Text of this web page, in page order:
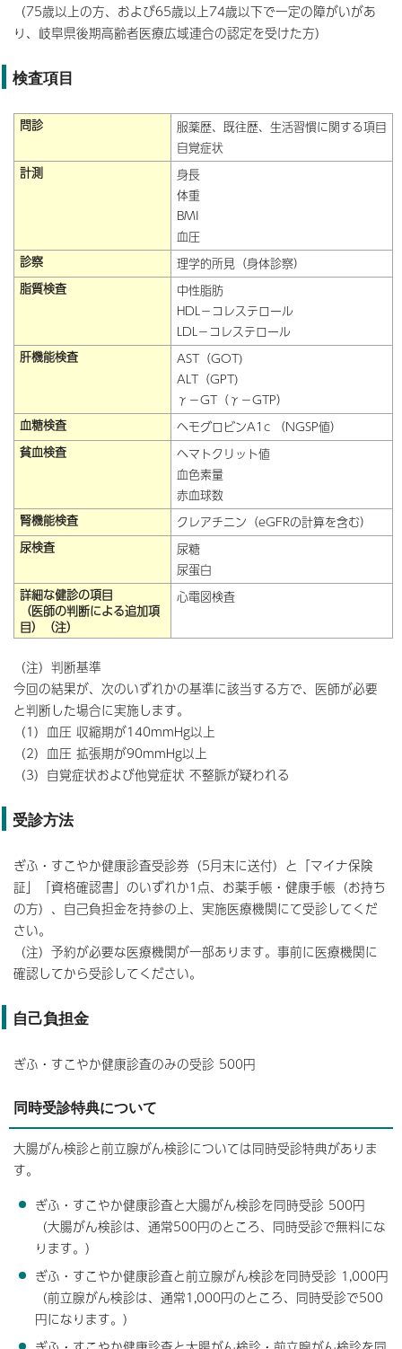
（75歳以上の方、および65歳以上74歳以下で一定の障がいがあ
り、岐阜県後期高齢者医療広域連合の認定を受けた方）
検査項目
問診
服薬歴、既往歴、生活習慣に関する項目
自覚症状
計測
身長
体重
BMI
血圧
診察
理学的所見（身体診察）
脂質検査
中性脂肪
HDL－コレステロール
LDL－コレステロール
肝機能検査
AST（GOT)
ALT（GPT)
γ－GT（γ－GTP）
血糖検査
ヘモグロビンA1c （NGSP値）
貧血検査
ヘマトクリット値
血色素量
赤血球数
腎機能検査
クレアチニン（eGFRの計算を含む）
尿検査
尿糖
尿蛋白
詳細な健診の項目
（医師の判断による追加項
目）（注）
心電図検査
（注）判断基準
今回の結果が、次のいずれかの基準に該当する方で、医師が必要
と判断した場合に実施します。
（1）血圧 収縮期が140mmHg以上
（2）血圧 拡張期が90mmHg以上
（3）自覚症状および他覚症状 不整脈が疑われる
受診方法
ぎふ・すこやか健康診査受診券（5月末に送付）と「マイナ保険
証」「資格確認書」のいずれか1点、お薬手帳・健康手帳（お持ち
の方）、自己負担金を持参の上、実施医療機関にて受診してくだ
さい。
（注）予約が必要な医療機関が一部あります。事前に医療機関に
確認してから受診してください。
自己負担金
ぎふ・すこやか健康診査のみの受診 500円
同時受診特典について
大腸がん検診と前立腺がん検診については同時受診特典がありま
す。
ぎふ・すこやか健康診査と大腸がん検診を同時受診 500円
（大腸がん検診は、通常500円のところ、同時受診で無料にな
ります。）
ぎふ・すこやか健康診査と前立腺がん検診を同時受診 1,000円
（前立腺がん検診は、通常1,000円のところ、同時受診で500
円になります。）